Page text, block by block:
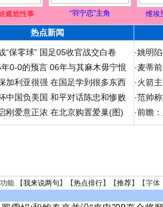
尴尬性事 “羽宁恋”主角 维埃
热点新闻
“保零球” 国足05收官战交白卷
0-0的预言 06年与其麻木毋宁恨
加利亚很强 在国足学到很多东西
中国负美国 和平对话陈忠和惨败
刚爱意正浓 在北京购置爱巢(图)
·姚明
·麦蒂
·火箭
·范帅
·前瞻
能 【我来说两句 】【热点排行】【推荐】【字体